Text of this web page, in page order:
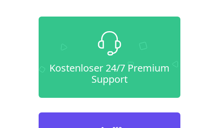
Kostenloser 24/7 Premium
Support